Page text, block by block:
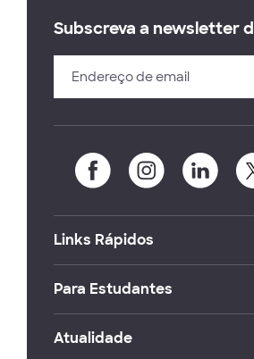
Subscreva a newsletter
Links Rápidos
Para Estudantes
Atualidade